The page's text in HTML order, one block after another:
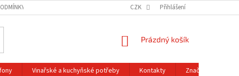
OCHRANY OSOBNÍCH ÚDAJŮ OBCHODNÍ PODMÍNKY
CZK Přihlášení
NÁKUPNÍ
Prázdný košík
Vinařské a kuchyňské potřeby Kontakty Značky